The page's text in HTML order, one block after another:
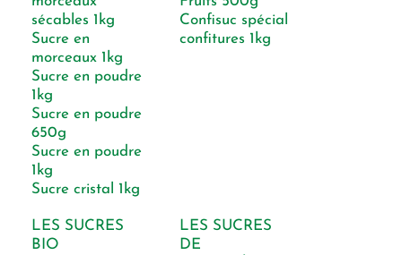
sécables 1kg
Sucre en
morceaux 1kg
Sucre en poudre
1kg
Sucre en poudre
650g
Sucre en poudre
1kg
Sucre cristal 1kg
Confisuc spécial
confitures 1kg
LES SUCRES
BIO
LES SUCRES
DE